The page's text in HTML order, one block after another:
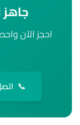
احجز الآن
📞